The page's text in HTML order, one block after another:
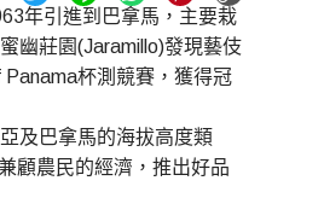
年引進到巴拿馬，主要栽
幽莊園(Jaramillo)發現藝伎
杯測競賽，獲得冠
及巴拿馬的海拔高度類
顧農民的經濟，推出好品